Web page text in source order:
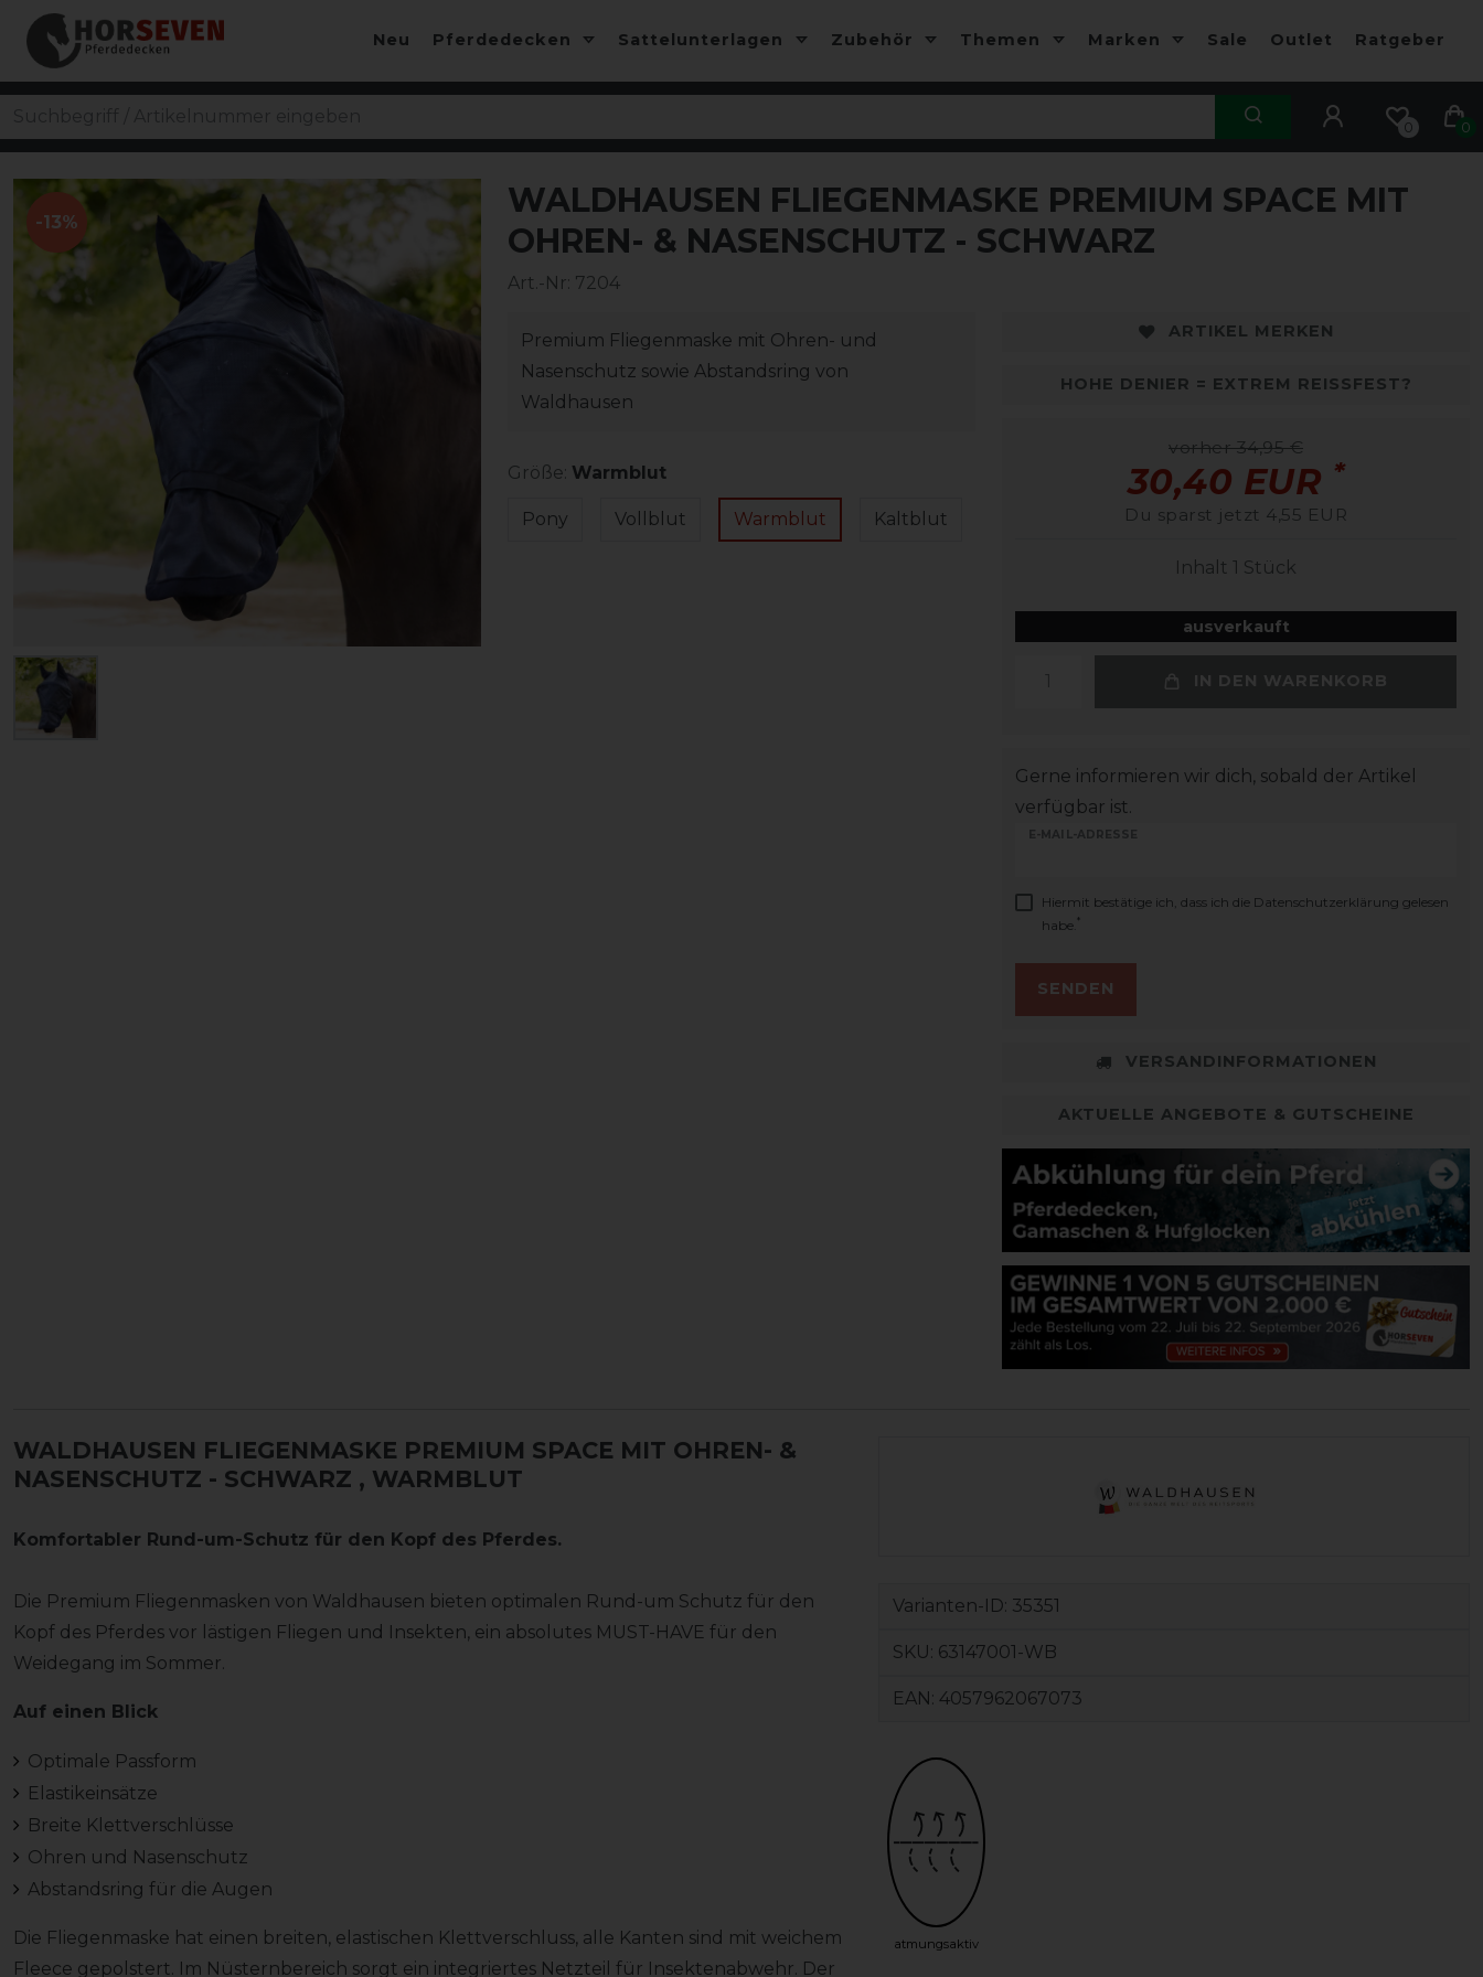
Neu Pferdedecken Sattelunterlagen Zubehör Themen Marken Sale Outlet Ratgeber
0 0
-13%
WALDHAUSEN FLIEGENMASKE PREMIUM SPACE MIT
OHREN- & NASENSCHUTZ - SCHWARZ
Art.-Nr: 7204
Premium Fliegenmaske mit Ohren- und
Nasenschutz sowie Abstandsring von
Waldhausen
Größe: Warmblut
Pony Vollblut Warmblut Kaltblut
ARTIKEL MERKEN
HOHE DENIER = EXTREM REISSFEST?
vorher 34,95 €
30,40 EUR *
Du sparst jetzt 4,55 EUR
Inhalt 1 Stück
ausverkauft
IN DEN WARENKORB
Gerne informieren wir dich, sobald der Artikel
verfügbar ist.
E-MAIL-ADRESSE
Hiermit bestätige ich, dass ich die Daten­schutz­erklärung gelesen
habe. *
SENDEN
VERSANDINFORMATIONEN
AKTUELLE ANGEBOTE & GUTSCHEINE
WALDHAUSEN FLIEGENMASKE PREMIUM SPACE MIT OHREN- &
NASENSCHUTZ - SCHWARZ , WARMBLUT
Komfortabler Rund-um-Schutz für den Kopf des Pferdes.
Die Premium Fliegenmasken von Waldhausen bieten optimalen Rund-um Schutz für den
Kopf des Pferdes vor lästigen Fliegen und Insekten, ein absolutes MUST-HAVE für den
Weidegang im Sommer.
Auf einen Blick
Optimale Passform
Elastikeinsätze
Breite Klettverschlüsse
Ohren und Nasenschutz
Abstandsring für die Augen
Die Fliegenmaske hat einen breiten, elastischen Klettverschluss, alle Kanten sind mit weichem
Fleece gepolstert. Im Nüsternbereich sorgt ein integriertes Netzteil für Insektenabwehr. Der
Varianten-ID: 35351
SKU: 63147001-WB
EAN: 4057962067073
atmungsaktiv